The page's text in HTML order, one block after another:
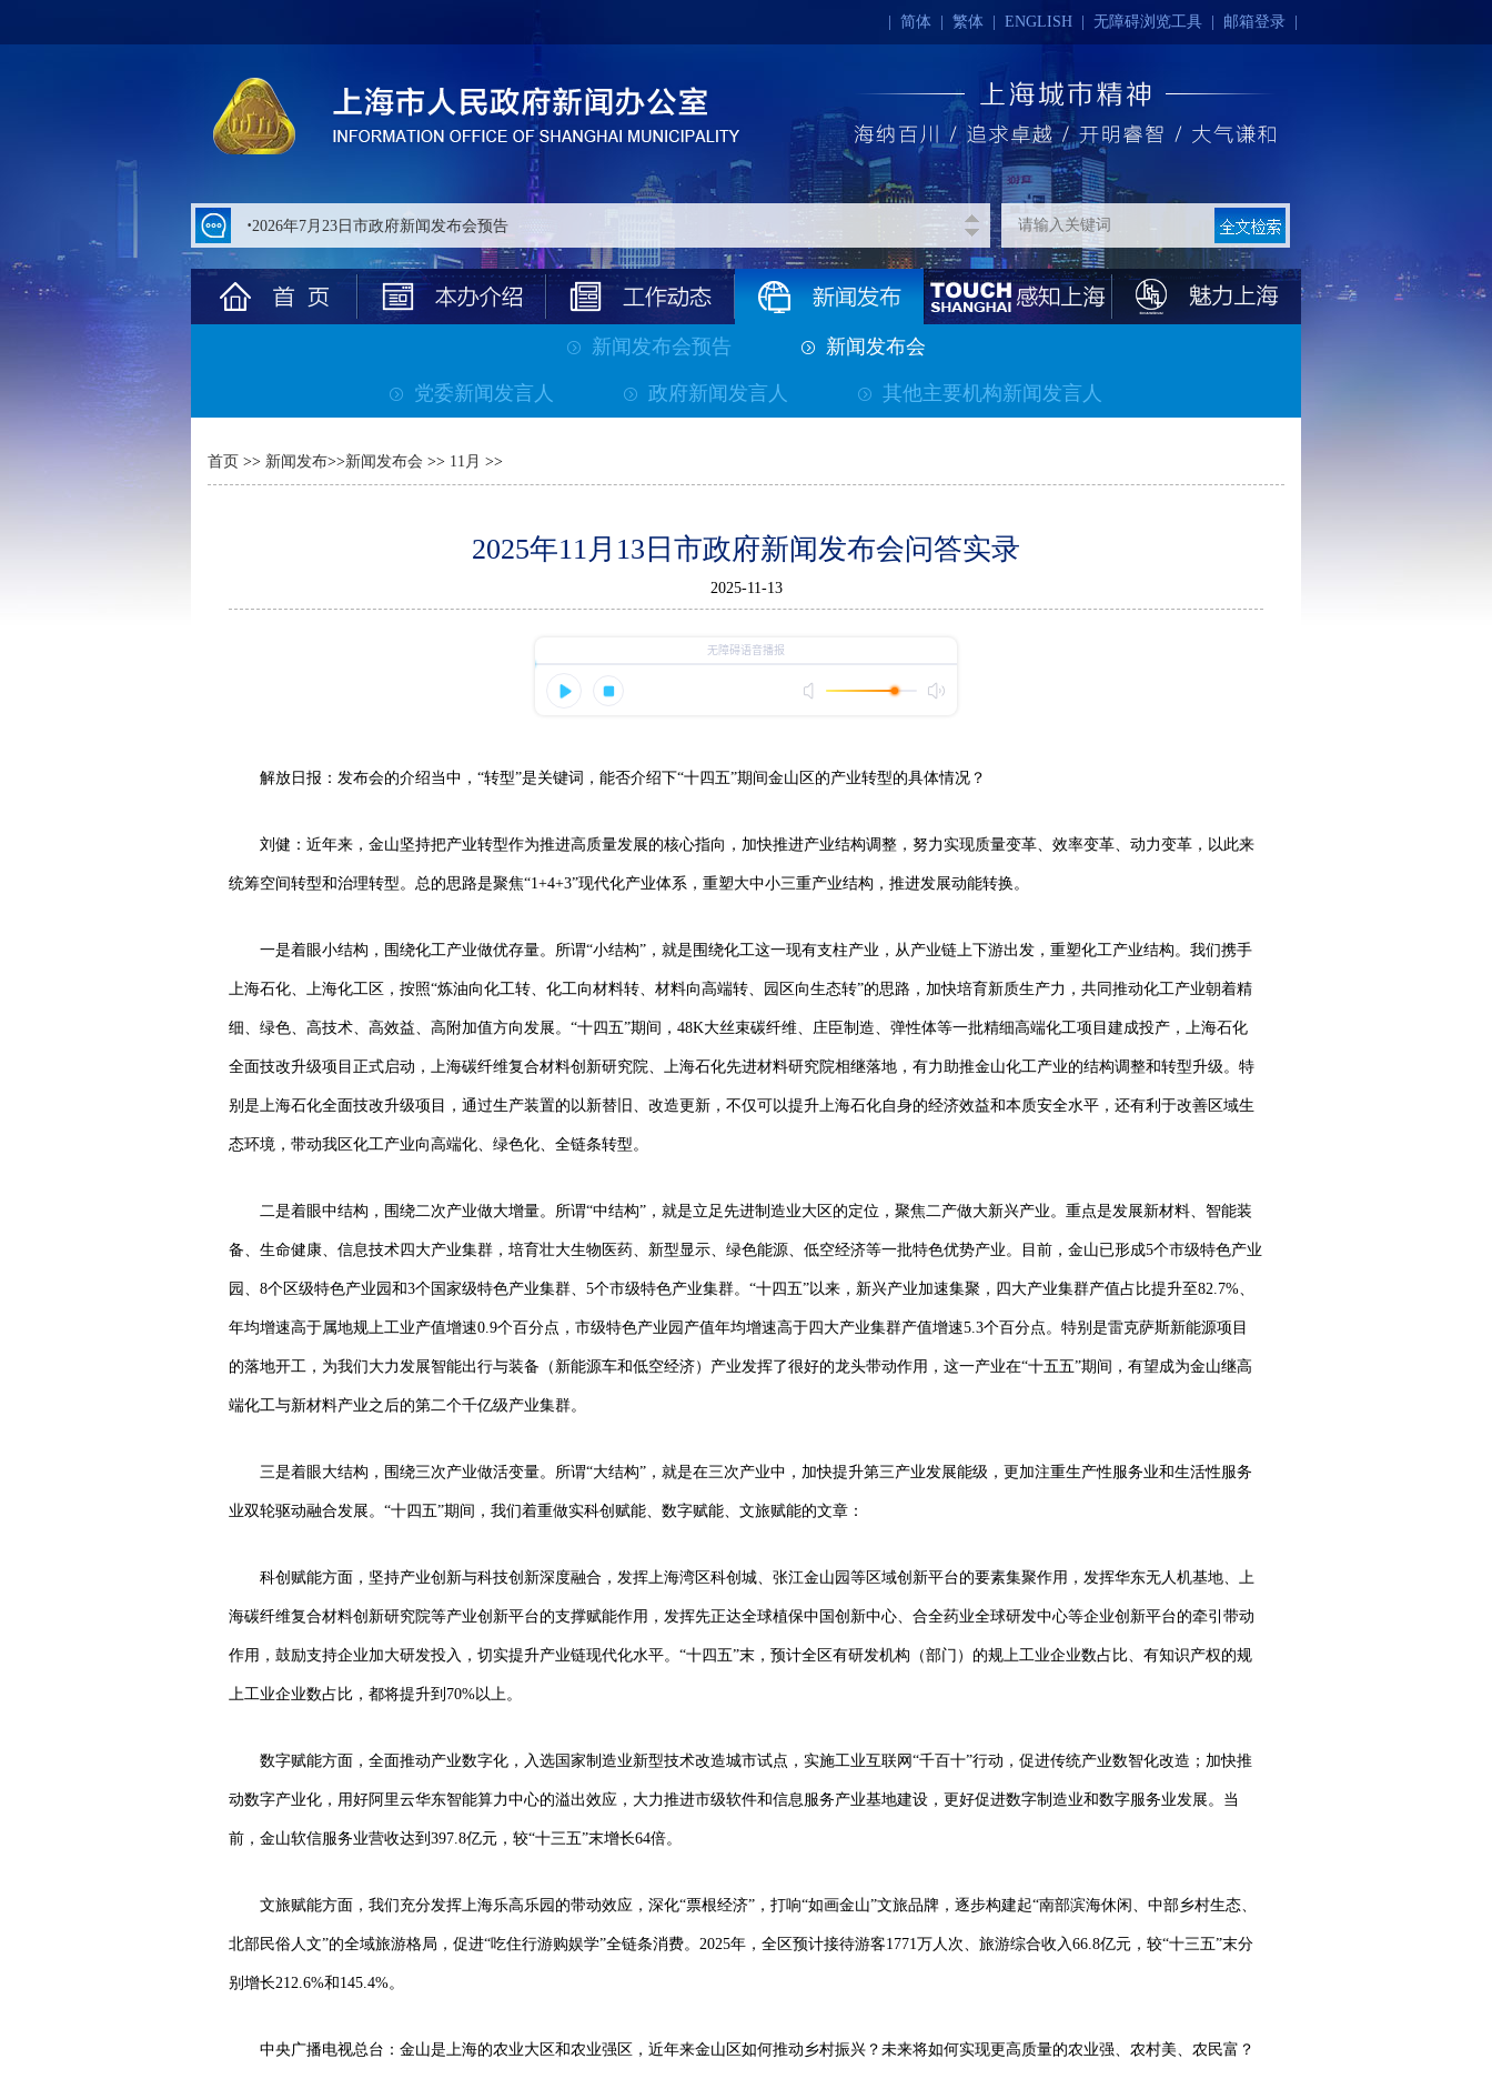
邮箱登录
无障碍浏览工具
ENGLISH
繁体
简体
跳
转
到
网
航
主
新闻发布会预告 新闻发布会
党委新闻发言人 政府新闻发言人 其他主要机构新闻发言人
首页 >> 新闻发布>>新闻发布会 >> 11月 >>
2025年11月13日市政府新闻发布会问答实录
2025-11-13
解放日报：发布会的介绍当中，“转型”是关键词，能否介绍下“十四五”期间金山区的产业转型的具体情况？
刘健：近年来，金山坚持把产业转型作为推进高质量发展的核心指向，加快推进产业结构调整，努力实现质量变革、效率变革、动力变革，以此来
统筹空间转型和治理转型。总的思路是聚焦“1+4+3”现代化产业体系，重塑大中小三重产业结构，推进发展动能转换。
一是着眼小结构，围绕化工产业做优存量。所谓“小结构”，就是围绕化工这一现有支柱产业，从产业链上下游出发，重塑化工产业结构。我们携手
上海石化、上海化工区，按照“炼油向化工转、化工向材料转、材料向高端转、园区向生态转”的思路，加快培育新质生产力，共同推动化工产业朝着精
细、绿色、高技术、高效益、高附加值方向发展。“十四五”期间，48K大丝束碳纤维、庄臣制造、弹性体等一批精细高端化工项目建成投产，上海石化
全面技改升级项目正式启动，上海碳纤维复合材料创新研究院、上海石化先进材料研究院相继落地，有力助推金山化工产业的结构调整和转型升级。特
别是上海石化全面技改升级项目，通过生产装置的以新替旧、改造更新，不仅可以提升上海石化自身的经济效益和本质安全水平，还有利于改善区域生
态环境，带动我区化工产业向高端化、绿色化、全链条转型。
二是着眼中结构，围绕二次产业做大增量。所谓“中结构”，就是立足先进制造业大区的定位，聚焦二产做大新兴产业。重点是发展新材料、智能装
备、生命健康、信息技术四大产业集群，培育壮大生物医药、新型显示、绿色能源、低空经济等一批特色优势产业。目前，金山已形成5个市级特色产业
园、8个区级特色产业园和3个国家级特色产业集群、5个市级特色产业集群。“十四五”以来，新兴产业加速集聚，四大产业集群产值占比提升至82.7%、
年均增速高于属地规上工业产值增速0.9个百分点，市级特色产业园产值年均增速高于四大产业集群产值增速5.3个百分点。特别是雷克萨斯新能源项目
的落地开工，为我们大力发展智能出行与装备（新能源车和低空经济）产业发挥了很好的龙头带动作用，这一产业在“十五五”期间，有望成为金山继高
端化工与新材料产业之后的第二个千亿级产业集群。
三是着眼大结构，围绕三次产业做活变量。所谓“大结构”，就是在三次产业中，加快提升第三产业发展能级，更加注重生产性服务业和生活性服务
业双轮驱动融合发展。“十四五”期间，我们着重做实科创赋能、数字赋能、文旅赋能的文章：
科创赋能方面，坚持产业创新与科技创新深度融合，发挥上海湾区科创城、张江金山园等区域创新平台的要素集聚作用，发挥华东无人机基地、上
海碳纤维复合材料创新研究院等产业创新平台的支撑赋能作用，发挥先正达全球植保中国创新中心、合全药业全球研发中心等企业创新平台的牵引带动
作用，鼓励支持企业加大研发投入，切实提升产业链现代化水平。“十四五”末，预计全区有研发机构（部门）的规上工业企业数占比、有知识产权的规
上工业企业数占比，都将提升到70%以上。
数字赋能方面，全面推动产业数字化，入选国家制造业新型技术改造城市试点，实施工业互联网“千百十”行动，促进传统产业数智化改造；加快推
动数字产业化，用好阿里云华东智能算力中心的溢出效应，大力推进市级软件和信息服务产业基地建设，更好促进数字制造业和数字服务业发展。当
前，金山软信服务业营收达到397.8亿元，较“十三五”末增长64倍。
文旅赋能方面，我们充分发挥上海乐高乐园的带动效应，深化“票根经济”，打响“如画金山”文旅品牌，逐步构建起“南部滨海休闲、中部乡村生态、
北部民俗人文”的全域旅游格局，促进“吃住行游购娱学”全链条消费。2025年，全区预计接待游客1771万人次、旅游综合收入66.8亿元，较“十三五”末分
别增长212.6%和145.4%。
中央广播电视总台：金山是上海的农业大区和农业强区，近年来金山区如何推动乡村振兴？未来将如何实现更高质量的农业强、农村美、农民富？